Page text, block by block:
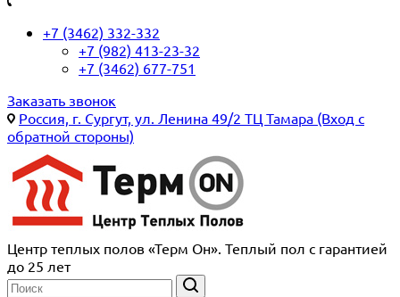
+7 (3462) 332-332
+7 (982) 413-23-32
+7 (3462) 677-751
Заказать звонок
Россия, г. Сургут, ул. Ленина 49/2 ТЦ Тамара (Вход с
обратной стороны)
Центр теплых полов «Терм Он». Теплый пол с гарантией
до 25 лет